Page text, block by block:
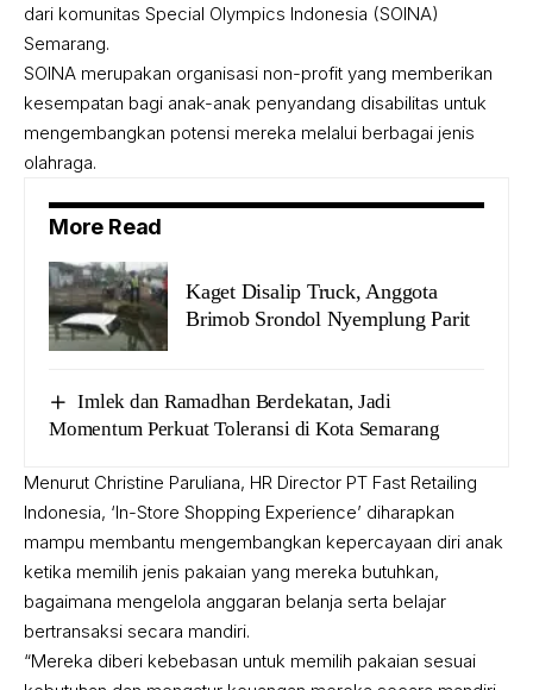
dari komunitas Special Olympics Indonesia (SOINA)
Semarang.
SOINA merupakan organisasi non-profit yang memberikan
kesempatan bagi anak-anak penyandang disabilitas untuk
mengembangkan potensi mereka melalui berbagai jenis
olahraga.
More Read
Kaget Disalip Truck, Anggota
Brimob Srondol Nyemplung Parit
Imlek dan Ramadhan Berdekatan, Jadi
Momentum Perkuat Toleransi di Kota Semarang
Menurut Christine Paruliana, HR Director PT Fast Retailing
Indonesia, ‘In-Store Shopping Experience’ diharapkan
mampu membantu mengembangkan kepercayaan diri anak
ketika memilih jenis pakaian yang mereka butuhkan,
bagaimana mengelola anggaran belanja serta belajar
bertransaksi secara mandiri.
“Mereka diberi kebebasan untuk memilih pakaian sesuai